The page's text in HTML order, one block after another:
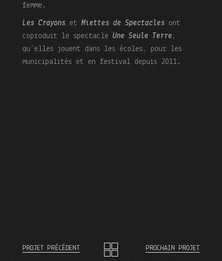
femme.
Les Crayons etMiettes de Spectacles ont
coproduit le spectacleUne Seule Terre,
qu’elles jouent dans les écoles, pour les
municipalités et en festival depuis 2011.
PROJET PRÉCÉDENT PROCHAIN PROJET